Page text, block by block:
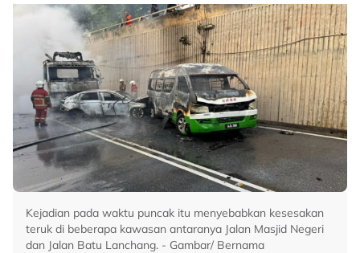
Kejadian pada waktu puncak itu menyebabkan kesesakan
teruk di beberapa kawasan antaranya Jalan Masjid Negeri
dan Jalan Batu Lanchang. - Gambar/ Bernama